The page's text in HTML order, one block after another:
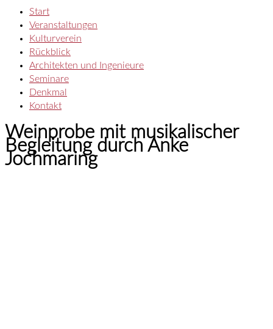
Start
Veranstaltungen
Kulturverein
Rückblick
Architekten und Ingenieure
Seminare
Denkmal
Kontakt
Weinprobe mit musikalischer
Begleitung durch Anke
Jochmaring